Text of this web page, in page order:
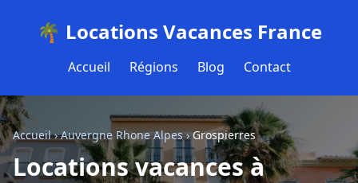
🌴 Locations Vacances France
Accueil Régions Blog Contact
Accueil›Auvergne Rhone Alpes›Grospierres
Locations vacances à